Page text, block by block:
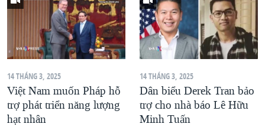
14 THÁNG 3, 2025
Việt Nam muốn Pháp hỗ
trợ phát triển năng lượng
hạt nhân
14 THÁNG 3, 2025
Dân biểu Derek Tran bảo
trợ cho nhà báo Lê Hữu
Minh Tuấn